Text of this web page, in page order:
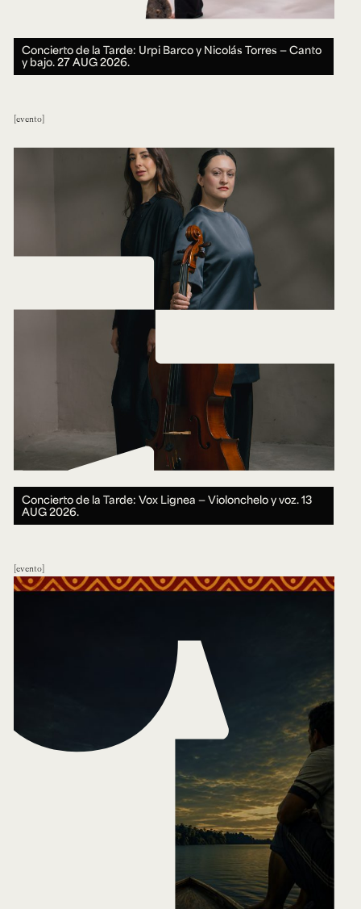
Concierto de la Tarde: Urpi Barco y Nicolás Torres — Canto
y bajo.27 AUG 2026.
evento
Concierto de la Tarde: Vox Lignea — Violonchelo y voz.13
AUG 2026.
evento